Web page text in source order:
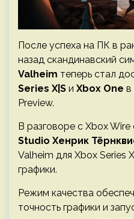
После успеха на ПК в
назад скандинавский
Valheim теперь стал
Series X|S и Xbox One в
Preview.
В разговоре с Xbox Wire
Studio Хенрик
Valheim для Xbox
графики.
Режим качества
точность графики и